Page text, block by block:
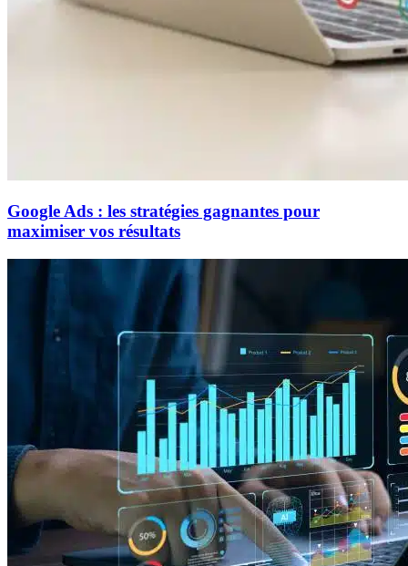
Google Ads : les stratégies gagnantes pour
maximiser vos résultats